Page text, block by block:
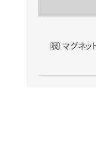
限）マグネ